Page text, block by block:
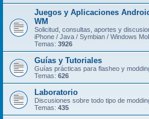
Juegos y Aplicaciones
WM
Solicitud, consultas, aportes y
iPhone / Java / Symbian / Windows
Temas: 3926
Guías y Tutoriales
Guí­as prácticas para flasheo y
Temas: 626
Laboratorio
Discusiones sobre todo tipo de
Temas: 435